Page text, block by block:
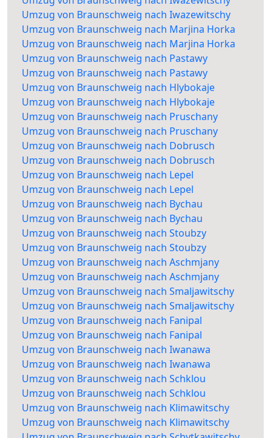
Umzug von Braunschweig nach Iwazewitschy
Umzug von Braunschweig nach Marjina Horka
Umzug von Braunschweig nach Marjina Horka
Umzug von Braunschweig nach Pastawy
Umzug von Braunschweig nach Pastawy
Umzug von Braunschweig nach Hlybokaje
Umzug von Braunschweig nach Hlybokaje
Umzug von Braunschweig nach Pruschany
Umzug von Braunschweig nach Pruschany
Umzug von Braunschweig nach Dobrusch
Umzug von Braunschweig nach Dobrusch
Umzug von Braunschweig nach Lepel
Umzug von Braunschweig nach Lepel
Umzug von Braunschweig nach Bychau
Umzug von Braunschweig nach Bychau
Umzug von Braunschweig nach Stoubzy
Umzug von Braunschweig nach Stoubzy
Umzug von Braunschweig nach Aschmjany
Umzug von Braunschweig nach Aschmjany
Umzug von Braunschweig nach Smaljawitschy
Umzug von Braunschweig nach Smaljawitschy
Umzug von Braunschweig nach Fanipal
Umzug von Braunschweig nach Fanipal
Umzug von Braunschweig nach Iwanawa
Umzug von Braunschweig nach Iwanawa
Umzug von Braunschweig nach Schklou
Umzug von Braunschweig nach Schklou
Umzug von Braunschweig nach Klimawitschy
Umzug von Braunschweig nach Klimawitschy